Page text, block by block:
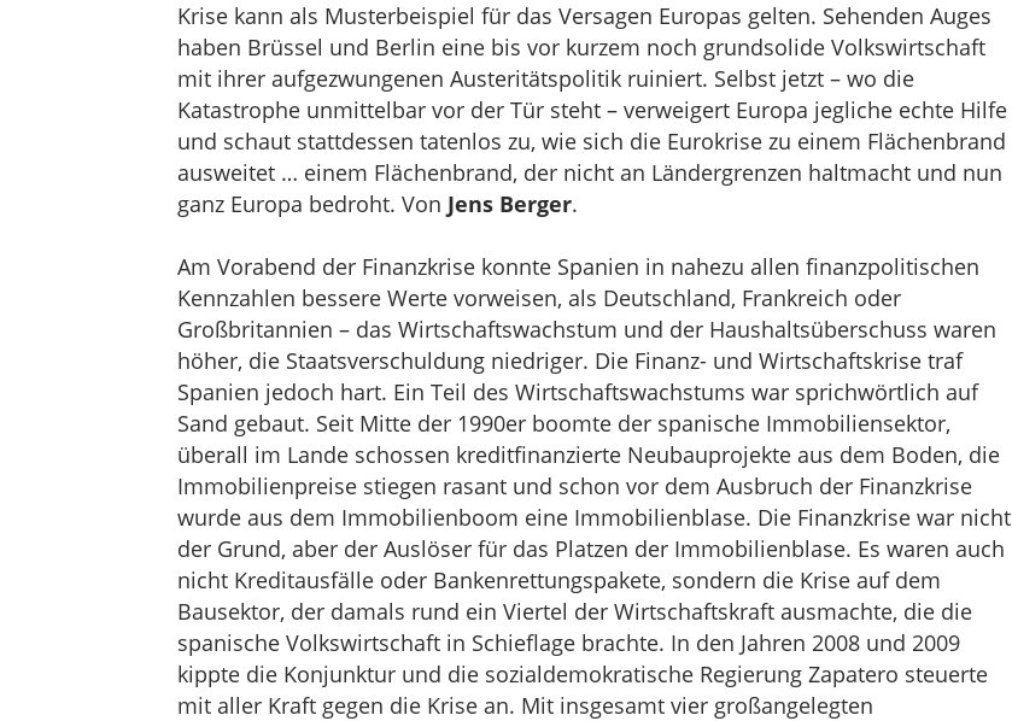
Krise kann als Musterbeispiel für das Versagen Europas gelten. Sehenden Auges
haben Brüssel und Berlin eine bis vor kurzem noch grundsolide Volkswirtschaft
mit ihrer aufgezwungenen Austeritätspolitik ruiniert. Selbst jetzt – wo die
Katastrophe unmittelbar vor der Tür steht – verweigert Europa jegliche echte Hilfe
und schaut stattdessen tatenlos zu, wie sich die Eurokrise zu einem Flächenbrand
ausweitet … einem Flächenbrand, der nicht an Ländergrenzen haltmacht und nun
ganz Europa bedroht. Von Jens Berger.
Am Vorabend der Finanzkrise konnte Spanien in nahezu allen finanzpolitischen
Kennzahlen bessere Werte vorweisen, als Deutschland, Frankreich oder
Großbritannien – das Wirtschaftswachstum und der Haushaltsüberschuss waren
höher, die Staatsverschuldung niedriger. Die Finanz- und Wirtschaftskrise traf
Spanien jedoch hart. Ein Teil des Wirtschaftswachstums war sprichwörtlich auf
Sand gebaut. Seit Mitte der 1990er boomte der spanische Immobiliensektor,
überall im Lande schossen kreditfinanzierte Neubauprojekte aus dem Boden, die
Immobilienpreise stiegen rasant und schon vor dem Ausbruch der Finanzkrise
wurde aus dem Immobilienboom eine Immobilienblase. Die Finanzkrise war nicht
der Grund, aber der Auslöser für das Platzen der Immobilienblase. Es waren auch
nicht Kreditausfälle oder Bankenrettungspakete, sondern die Krise auf dem
Bausektor, der damals rund ein Viertel der Wirtschaftskraft ausmachte, die die
spanische Volkswirtschaft in Schieflage brachte. In den Jahren 2008 und 2009
kippte die Konjunktur und die sozialdemokratische Regierung Zapatero steuerte
mit aller Kraft gegen die Krise an. Mit insgesamt vier großangelegten